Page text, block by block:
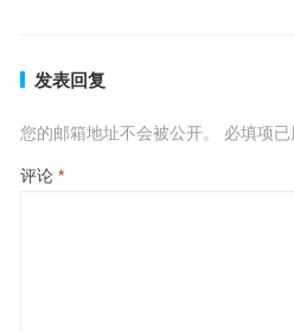
发表回复
您的邮箱地址不会被公开。 必填项已
评论 *